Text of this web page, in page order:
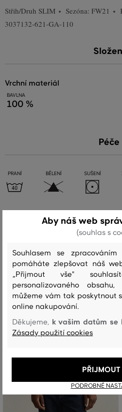
Střih/Druh SLIM Sezóna: FW21
3037132-621-GA-110
vrchní materiál
BAVLNA
100 %
Péče
PRANÍ BĚLENÍ SUŠENÍ
Doporučené
Aby náš web
(souhlas s
Souhlasem se
pomáháte zlepšovat náš
„Přijmout vše"
personalizovaného
můžeme vám tak poskytnout
online nakupování.
Děkujeme, k vašim datům se
Zásady použití cookies
PODROBNÉ
PŘIJMOUT